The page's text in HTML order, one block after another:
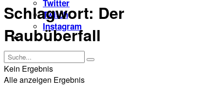
Twitter
Twitch
Instagram
Unterstützt uns!
Kein Ergebnis
Alle anzeigen Ergebnis
Schlagwort: Der
Raubüberfall